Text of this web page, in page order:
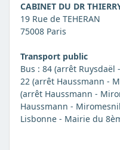
CABINET DU DR
19 Rue de TEHERAN
75008 Paris
Transport public
Bus : 84 (arrêt Ruysdaël
22 (arrêt Haussmann -
(arrêt Haussmann -
Haussmann -
Lisbonne - Mairie du